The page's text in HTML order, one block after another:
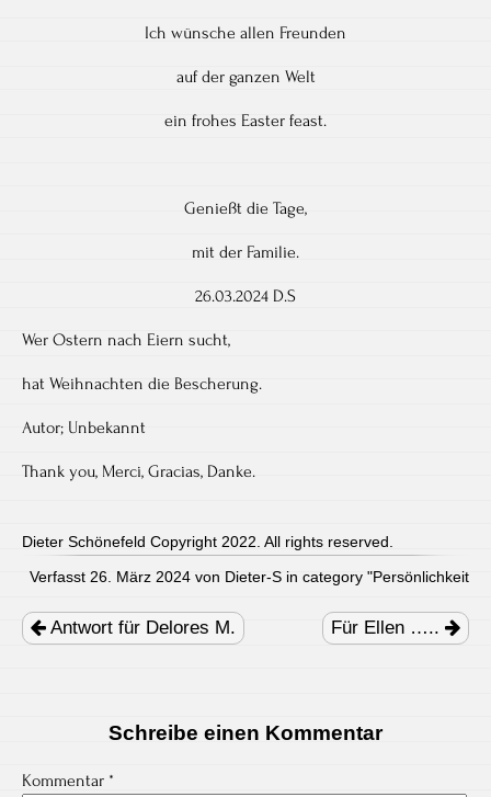
Ich wünsche allen Freunden
auf der ganzen Welt
ein frohes Easter feast.
Genießt die Tage,
mit der Familie.
26.03.2024 D.S
Wer Ostern nach Eiern sucht,
hat Weihnachten die Bescherung.
Autor; Unbekannt
Thank you, Merci, Gracias, Danke.
Dieter Schönefeld Copyright 2022. All rights reserved.
Verfasst 26. März 2024 von Dieter-S in category "Persönlichkeit
navigation
Antwort für Delores M. Für Ellen …..
Schreibe einen Kommentar
Kommentar *